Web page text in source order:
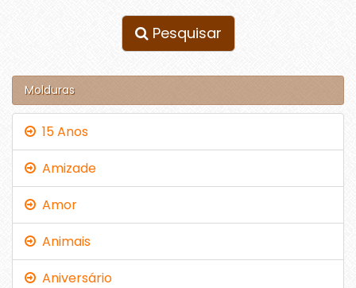
Pesquisar
Molduras
15 Anos
Amizade
Amor
Animais
Aniversário